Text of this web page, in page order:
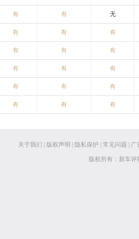
有 有 无
有 有 有
有 有 有
有 有 有
有 有 有
有 有 有
关于我们 版权声明 隐私保护 常见问题 广
版权所有：新车评